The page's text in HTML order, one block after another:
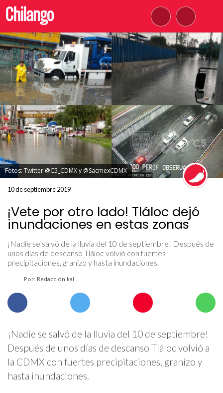
Fotos: Twitter @C5_CDMX y @SacmexCDMX
10 de septiembre 2019
¡Vete por otro lado! Tláloc dejó
inundaciones en estas zonas
¡Nadie se salvó de la lluvia del 10 de septiembre! Después de
unos días de descanso Tláloc volvió con fuertes
precipitaciones, granizo y hasta inundaciones.
Por: Redacción kal
¡Nadie se salvó de la lluvia del 10 de septiembre!
Después de unos días de descanso Tláloc volvió a
la CDMX con fuertes precipitaciones, granizo y
hasta inundaciones.